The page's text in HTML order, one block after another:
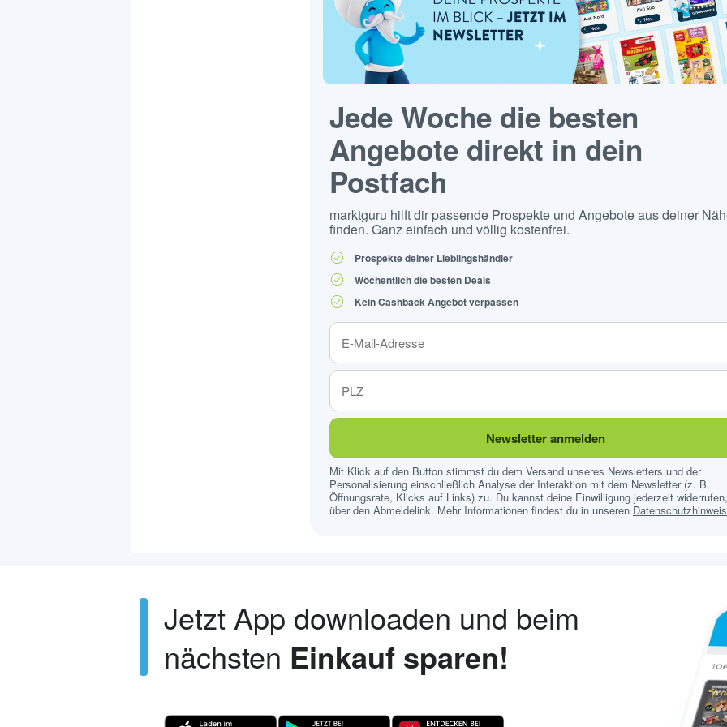
Jede Woche die besten
Angebote direkt in dein
Postfach
marktguru hilft dir passende Prospekte und Angebote aus deiner
finden. Ganz einfach und völlig kostenfrei.
Prospekte deiner Lieblingshändler
Wöchentlich die besten Deals
Kein Cashback Angebot verpassen
Newsletter anmelden
Mit Klick auf den Button stimmst du dem Versand unseres Newsletters und der
Personalisierung einschließlich Analyse der Interaktion mit dem Newsletter (z. B.
Öffnungsrate, Klicks auf Links) zu. Du kannst deine Einwilligung jederzeit
über den Abmeldelink. Mehr Informationen findest du in unseren
Jetzt App downloaden und beim
nächsten Einkauf sparen!